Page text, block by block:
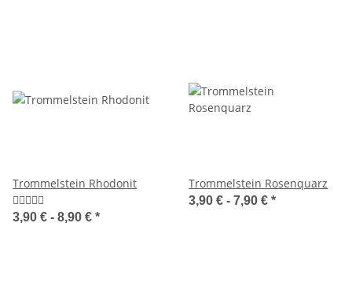
Trommelstein Rhodonit
3,90 € - 8,90 € *
Trommelstein Rosenquarz
3,90 € - 7,90 € *